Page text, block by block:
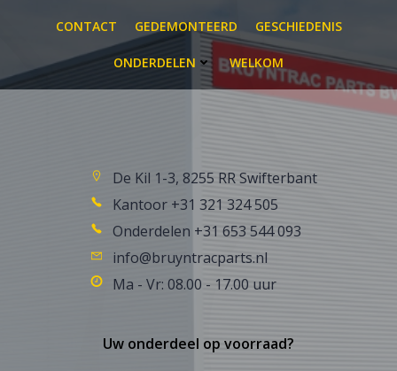
CONTACT GEDEMONTEERD GESCHIEDENIS
ONDERDELEN WELKOM
De Kil 1-3, 8255 RR Swifterbant
Kantoor +31 321 324 505
Onderdelen +31 653 544 093
info@bruyntracparts.nl
Ma - Vr: 08.00 - 17.00 uur
Uw onderdeel op voorraad?